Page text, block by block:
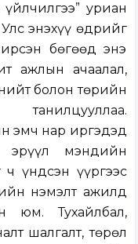
уриан
энэхүү өдрийг
бөгөөд энэ
ажлын ачаалал,
болон төрийн
танилцууллаа.
эмч нар иргэдэд
эрүүл мэндийн
ч үндсэн үүргээс
нэмэлт ажилд
юм. Тухайлбал,
шалгалт, төрөл